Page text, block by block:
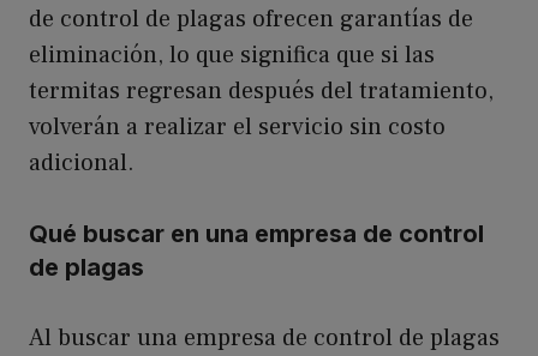
de control de plagas ofrecen garantías de
eliminación, lo que significa que si las
termitas regresan después del tratamiento,
volverán a realizar el servicio sin costo
adicional.
Qué buscar en una empresa de control
de plagas
Al buscar una empresa de control de plagas